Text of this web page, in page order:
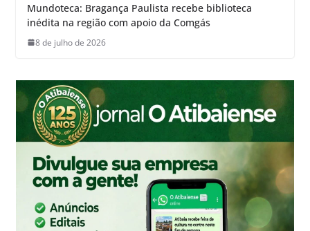
Mundoteca: Bragança Paulista recebe biblioteca
inédita na região com apoio da Comgás
8 de julho de 2026